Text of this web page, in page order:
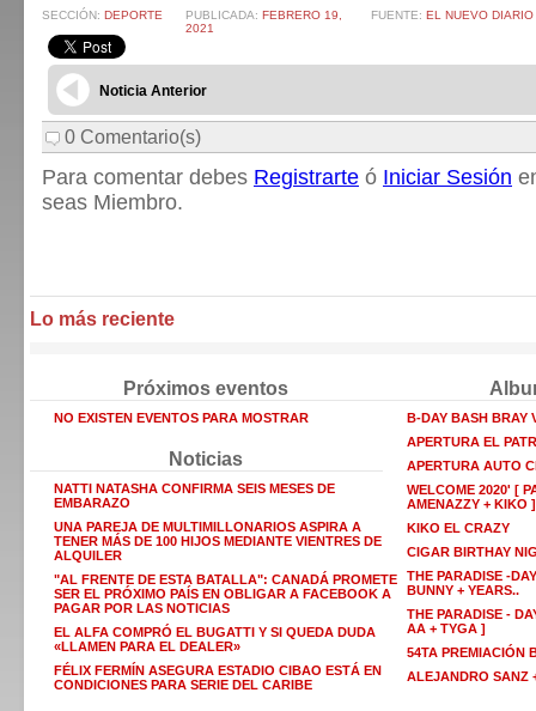
SECCIÓN: DEPORTE PUBLICADA: FEBRERO 19,
2021
FUENTE: EL NUEVO DIARIO
Noticia Anterior
0 Comentario(s)
Para comentar debes Registrarte ó Iniciar Sesión
seas Miembro.
Lo más reciente
Próximos eventos
NO EXISTEN EVENTOS PARA MOSTRAR
Noticias
NATTI NATASHA CONFIRMA SEIS MESES DE
EMBARAZO
UNA PAREJA DE MULTIMILLONARIOS ASPIRA A
TENER MÁS DE 100 HIJOS MEDIANTE VIENTRES DE
ALQUILER
"AL FRENTE DE ESTA BATALLA": CANADÁ PROMETE
SER EL PRÓXIMO PAÍS EN OBLIGAR A FACEBOOK A
PAGAR POR LAS NOTICIAS
EL ALFA COMPRÓ EL BUGATTI Y SI QUEDA DUDA
«LLAMEN PARA EL DEALER»
FÉLIX FERMÍN ASEGURA ESTADIO CIBAO ESTÁ EN
CONDICIONES PARA SERIE DEL CARIBE
B-DAY BASH BRAY
APERTURA EL
APERTURA AUTO
WELCOME 2020' [
AMENAZZY + KIKO ]
KIKO EL CRAZY
CIGAR BIRTHAY
THE PARADISE -
BUNNY + YEARS..
THE PARADISE -
AA + TYGA ]
54TA PREMIACIÓN
ALEJANDRO SANZ